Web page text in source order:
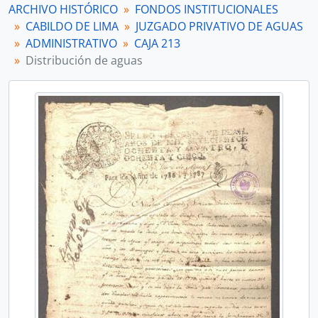
[Unidad documental compuesta] Mantenimiento y obras de canalización
[Unidad documental compuesta] Inspección de canales
[Unidad documental compuesta] Pago de prorratas
[Unidad documental compuesta] Cargos de la Diputación de Aguas
[Unidad documental compuesta] Cuentas
[Unidad documental compuesta] Mantenimiento y obras de canalización
[Unidad documental compuesta] Distribución de aguas
[Unidad documental simple] Pago de prorratas
[Unidad documental compuesta] Pago de prorratas
[Unidad documental compuesta] Distribución de aguas
[Unidad documental compuesta] Mantenimiento y obras de canalización
[Unidad documental compuesta] Mantenimiento y obras de canalización
[Unidad documental compuesta] Inspección de canales
[Unidad documental simple] Mantenimiento y obras de canalización
[Unidad documental simple] Distribución de aguas
[Unidad documental compuesta] Cuentas
[Unidad documental compuesta] Mantenimiento y obras de canalización
[Unidad documental compuesta] Inspección de canales
ARCHIVO HISTÓRICO
FONDOS INSTITUCIONALES
CABILDO DE LIMA
JUZGADO PRIVATIVO DE AGUAS
ADMINISTRATIVO
CAJA 213
Distribución de aguas